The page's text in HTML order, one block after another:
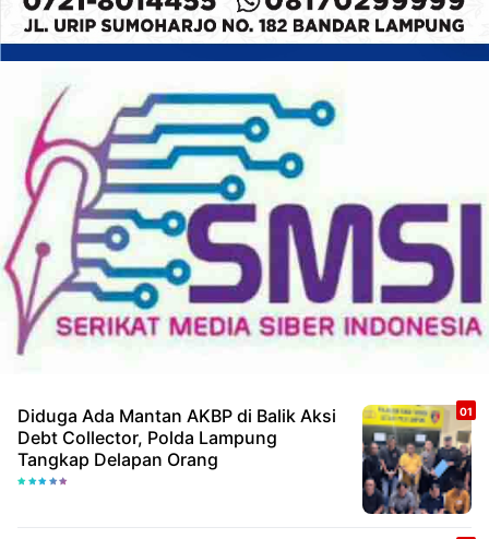
Diduga Ada Mantan AKBP di Balik Aksi
Debt Collector, Polda Lampung
Tangkap Delapan Orang